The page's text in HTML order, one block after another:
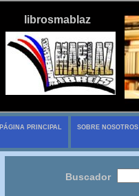
librosmablaz
PÁGINA PRINCIPAL SOBRE NOSOTROS
Buscador